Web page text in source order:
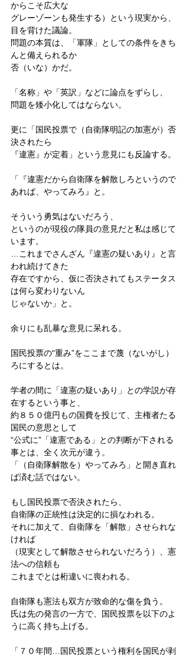
からこそ広大な
グレーゾーンも発生する）という現実から、
目を背けた議論。
問題の本質は、「軍隊」としての条件をきち
んと備えられるか
否（いな）かだ。
「名称」や「英訳」などに論点をずらし、
問題を矮小化してはならない。
更に「国民投票で（自衛隊明記の加憲が）否
決されたら
『違憲』が定着」という意見にも反論する。
「『違憲だから自衛隊を解散しろというので
あれば、やってみろ』と。
そういう勇気はないだろう、
というのが現役の隊員の意見だと私は感じて
います。
…これまでさんざん『違憲の疑いあり』と言
われ続けてきた
存在ですから、仮に否決されてもステータス
は何ら変わりないん
じゃないか」と。
余りにも乱暴な意見に呆れる。
国民投票の“重み”をここまで蔑（ないがし）
ろにするとは。
学者の間に「違憲の疑いあり」との学説が存
在するという事と、
約８５０億円もの国費を投じて、主権者たる
国民の意思として
“公式に”「違憲である」との判断が下される
事とは、全く次元が違う。
「（自衛隊解散を）やってみろ」と開き直れ
ば済む話ではない。
もし国民投票で否決されたら、
自衛隊の正統性は決定的に損なわれる。
それに加えて、自衛隊を「解散」させられな
ければ
（現実として解散させられないだろう）、憲
法への信頼も
これまでとは桁違いに喪われる。
自衛隊も憲法も双方が致命的な傷を負う。
氏は先の発言の一方で、国民投票を以下のよ
うに高く持ち上げる。
「７０年間…国民投票という権利を国民が剥